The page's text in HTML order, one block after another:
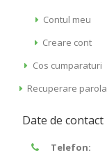
Contul meu
Creare cont
Cos cumparaturi
Recuperare parola
Date de contact
Telefon: